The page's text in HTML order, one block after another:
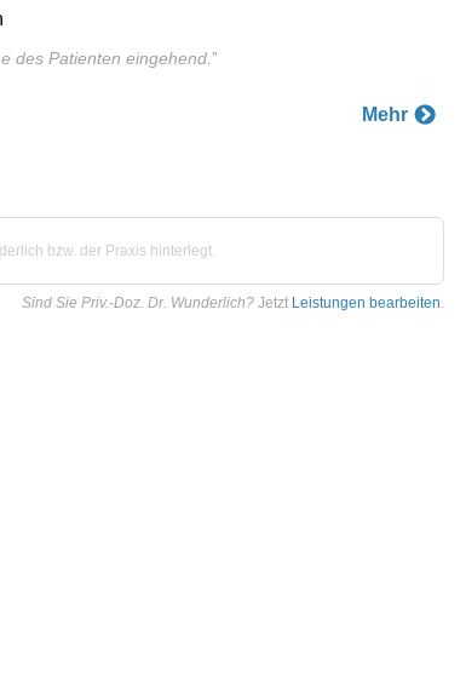
des Patienten eingehend.”
Mehr
bzw. der Praxis hinterlegt.
Sind Sie Priv.-Doz. Dr. Wunderlich? Jetzt Leistungen bearbeiten.